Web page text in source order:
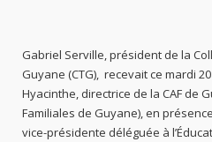
Gabriel Serville, président de la
Guyane (CTG), recevait ce mardi
Hyacinthe, directrice de la CAF de
Familiales de Guyane), en
vice-présidente déléguée à